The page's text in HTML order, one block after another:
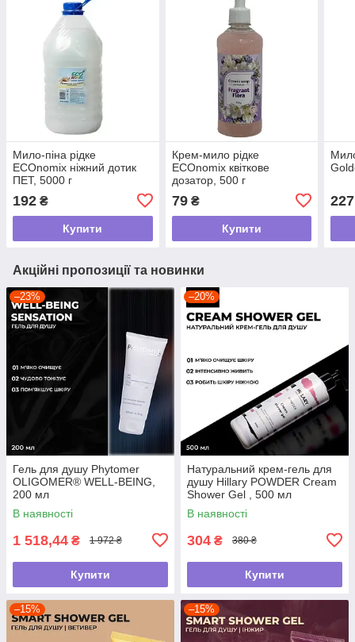
Мило-піна рідке
ECOnomix ніжний дотик
ПЕТ, 5000 г
192 ₴
Купити
Крем-мило рідке
ECOnomix квіткове
дозатор, 500 г
79₴
Купити
227
Акційні пропозиції та новинки
–23%
Гель для душу Phytomer
OLIGOMER® WELL-BEING,
200 мл
В наявності
1 518,44 ₴ 1 972 ₴
Купити
–20%
Натуральний крем-гель для
душу Hillary POWDER Cream
Shower Gel , 500 мл
В наявності
304 ₴ 380 ₴
Купити
–15% –15%